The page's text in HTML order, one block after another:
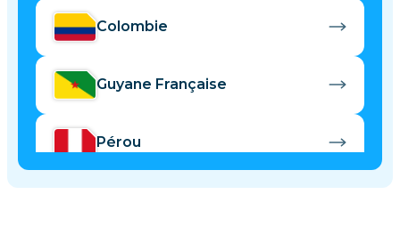
Colombie
Guyane Française
Pérou